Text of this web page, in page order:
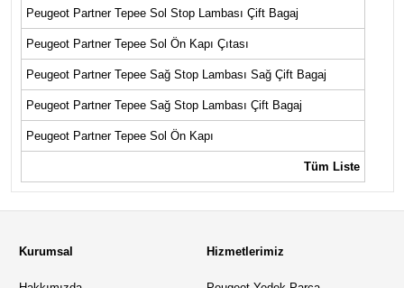
Peugeot Partner Tepee Sol Stop Lambası Çift Bagaj
Peugeot Partner Tepee Sol Ön Kapı Çıtası
Peugeot Partner Tepee Sağ Stop Lambası Sağ Çift Bagaj
Peugeot Partner Tepee Sağ Stop Lambası Çift Bagaj
Peugeot Partner Tepee Sol Ön Kapı
Tüm Liste
Kurumsal Hizmetlerimiz